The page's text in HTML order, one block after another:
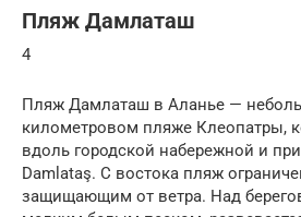
Пляж Дамлаташ
4
Пляж Дамлаташ в Аланье —
километровом пляже Клеопатры,
вдоль городской набережной и
Damlataş. С востока пляж
защищающим от ветра. Над